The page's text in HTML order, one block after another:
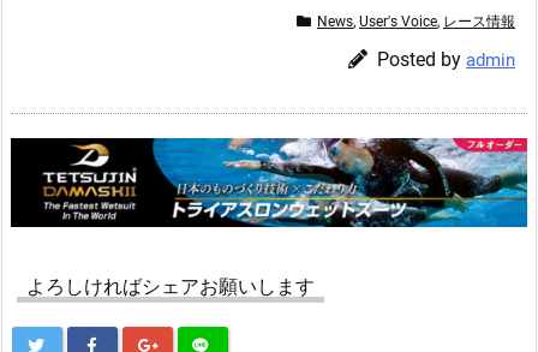
News, User's Voice, レース情報
Posted by admin
よろしければシェアお願いします